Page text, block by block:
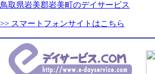
鳥取県岩美郡岩美町のデイサービス
>> スマートフォンサイトはこちら